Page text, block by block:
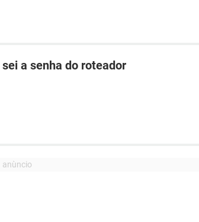
a senha do roteador